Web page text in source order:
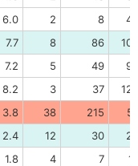
6.0 2 8
7.7 8 86
7.2 5 49
8.2 3 37
3.8 38 215
2.4 12 30
1.8 4 7